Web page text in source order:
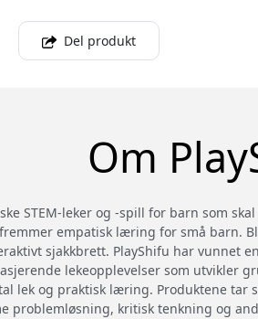
Del produkt
Om
STEM-leker og -spill for barn som
empatisk læring for små barn.
sjakkbrett. PlayShifu har vunnet
lekeopplevelser som utvikler
lek og praktisk læring. Produktene
problemløsning, kritisk tenkning og